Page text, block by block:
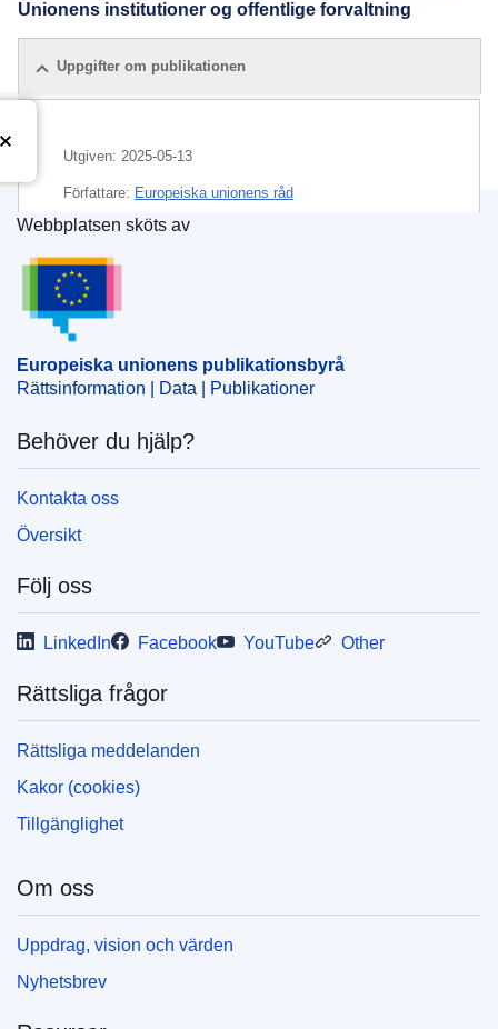
Unionens institutioner og offentlige forvaltning
Uppgifter om publikationen
Utgiven: 2025-05-13
Författare: Europeiska unionens råd
IMMC : ST 8835 2025 INIT
Europeiska unionens publikationsbyrå
Webbplatsen sköts av
Europeiska unionens publikationsbyrå
Rättsinformation | Data | Publikationer
Behöver du hjälp?
Kontakta oss
Översikt
Följ oss
LinkedIn Facebook YouTube Other
Rättsliga frågor
Rättsliga meddelanden
Kakor (cookies)
Tillgänglighet
Om oss
Uppdrag, vision och värden
Nyhetsbrev